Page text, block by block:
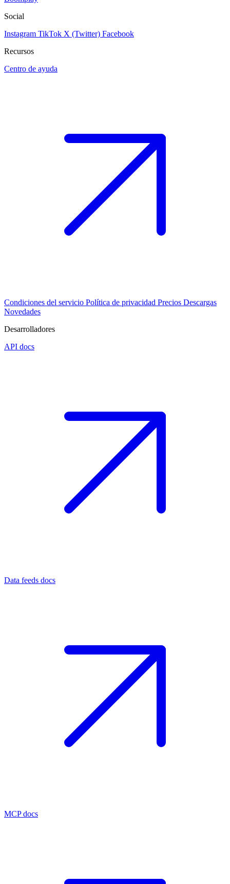
Social
Instagram TikTok X (Twitter) Facebook
Recursos
Centro de ayuda
Condiciones del servicio Política de privacidad Precios Descargas
Novedades
Desarrolladores
API docs
Data feeds docs
MCP docs